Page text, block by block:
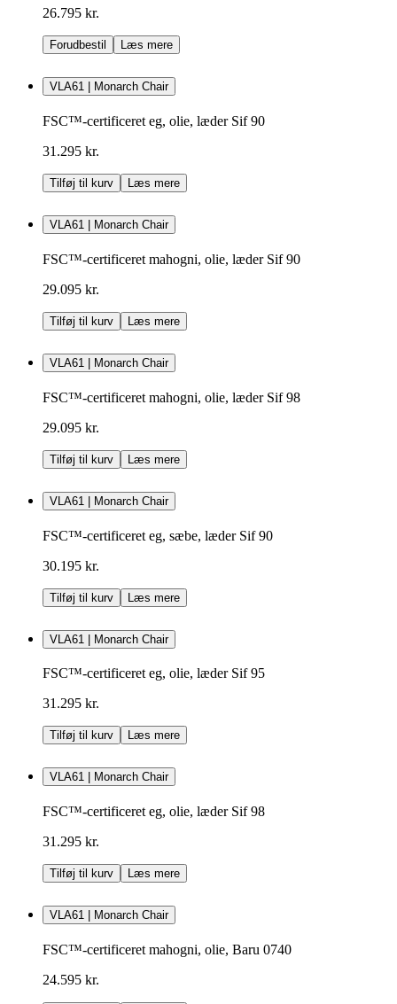
26.795 kr.
Forudbestil Læs mere
VLA61 | Monarch Chair
FSC™-certificeret eg, olie, læder Sif 90
31.295 kr.
Tilføj til kurv Læs mere
VLA61 | Monarch Chair
FSC™-certificeret mahogni, olie, læder Sif 90
29.095 kr.
Tilføj til kurv Læs mere
VLA61 | Monarch Chair
FSC™-certificeret mahogni, olie, læder Sif 98
29.095 kr.
Tilføj til kurv Læs mere
VLA61 | Monarch Chair
FSC™-certificeret eg, sæbe, læder Sif 90
30.195 kr.
Tilføj til kurv Læs mere
VLA61 | Monarch Chair
FSC™-certificeret eg, olie, læder Sif 95
31.295 kr.
Tilføj til kurv Læs mere
VLA61 | Monarch Chair
FSC™-certificeret eg, olie, læder Sif 98
31.295 kr.
Tilføj til kurv Læs mere
VLA61 | Monarch Chair
FSC™-certificeret mahogni, olie, Baru 0740
24.595 kr.